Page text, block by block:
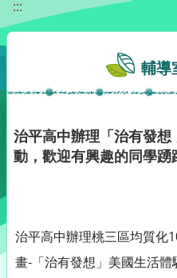
:::
輔導
治平高中辦理「治有發
動，歡迎有興趣的同學踴
治平高中辦理桃三區均質化
畫-「治有發想」美國生活體